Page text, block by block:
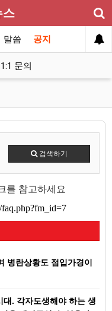
스
말씀 공지
1:1 문의
검색하기
를 참고하세요
병란상황도 점입가경이
. 각자도생해야 하는 생